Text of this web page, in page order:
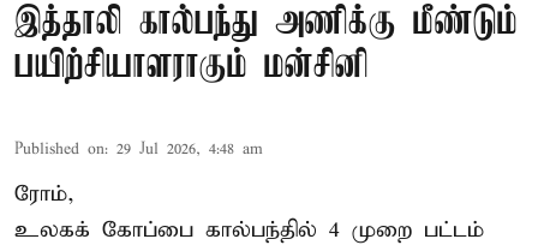
இத்தாலி கால்பந்து அணிக்கு மீண்டும்
பயிற்சியாளராகும் மன்சினி
Published on: 29 Jul 2026, 4:48 am
ரோம்,
உலகக் கோப்பை கால்பந்தில் 4 முறை பட்டம்